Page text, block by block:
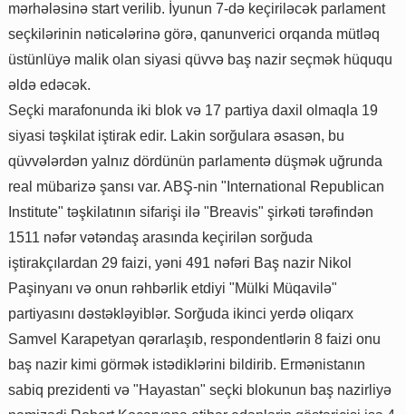
mərhələsinə start verilib. İyunun 7-də keçiriləcək parlament
seçkilərinin nəticələrinə görə, qanunverici orqanda mütləq
üstünlüyə malik olan siyasi qüvvə baş nazir seçmək hüququ
əldə edəcək.
Seçki marafonunda iki blok və 17 partiya daxil olmaqla 19
siyasi təşkilat iştirak edir. Lakin sorğulara əsasən, bu
qüvvələrdən yalnız dördünün parlamentə düşmək uğrunda
real mübarizə şansı var. ABŞ-nin "International Republican
Institute" təşkilatının sifarişi ilə "Breavis" şirkəti tərəfindən
1511 nəfər vətəndaş arasında keçirilən sorğuda
iştirakçılardan 29 faizi, yəni 491 nəfəri Baş nazir Nikol
Paşinyanı və onun rəhbərlik etdiyi "Mülki Müqavilə"
partiyasını dəstəkləyiblər. Sorğuda ikinci yerdə oliqarx
Samvel Karapetyan qərarlaşıb, respondentlərin 8 faizi onu
baş nazir kimi görmək istədiklərini bildirib. Ermənistanın
sabiq prezidenti və "Hayastan" seçki blokunun baş nazirliyə